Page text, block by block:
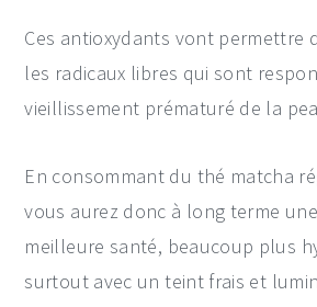
Ces antioxydants vont permettre
les radicaux libres qui sont
vieillissement prématuré de la
En consommant du thé matcha
vous aurez donc à long terme
meilleure santé, beaucoup plus
surtout avec un teint frais et